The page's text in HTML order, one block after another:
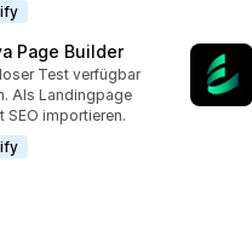
Page Builder
Test verfügbar
Als Landingpage
importieren.